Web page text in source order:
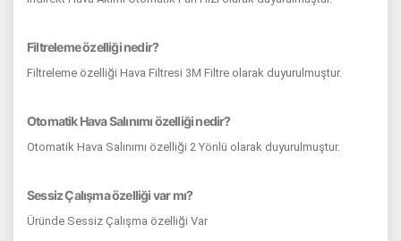
Filtreleme özelliği nedir?
Filtreleme özelliği Hava Filtresi 3M Filtre olarak duyurulmuştur.
Otomatik Hava Salınımı özelliği nedir?
Otomatik Hava Salınımı özelliği 2 Yönlü olarak duyurulmuştur.
Sessiz Çalışma özelliği var mı?
Üründe Sessiz Çalışma özelliği Var